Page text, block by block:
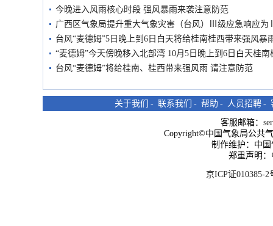
今晚进入风雨核心时段 强风暴雨来袭注意防范
广西区气象局提升重大气象灾害（台风）Ⅲ级应急响应
台风“麦德姆”5日晚上到6日白天将给桂南桂西带来强风
“麦德姆”今天傍晚移入北部湾 10月5日晚上到6日白天桂
台风“麦德姆”将给桂南、桂西带来强风雨 请注意防范
关于我们 - 联系我们 - 帮助 - 人员招聘 -
客服邮箱：
Copyright©中国气象局公共
制作维护：中
郑重声明
京ICP证010385-2